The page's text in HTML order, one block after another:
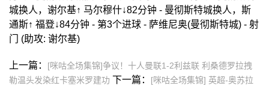
城换人，谢尔基↑ 马尔穆什↓82分钟 - 曼彻斯特城换人，斯
通斯↑ 福登↓84分钟 - 第3个进球 - 萨维尼奥(曼彻斯特城) - 射
门 (助攻: 谢尔基)
上一篇： [咪咕全场集锦]争议！十人曼联1-2利兹联 利桑德罗拉拽
勒温头发染红卡塞米罗建功 下一篇： [咪咕全场集锦] 英超-奥苏拉